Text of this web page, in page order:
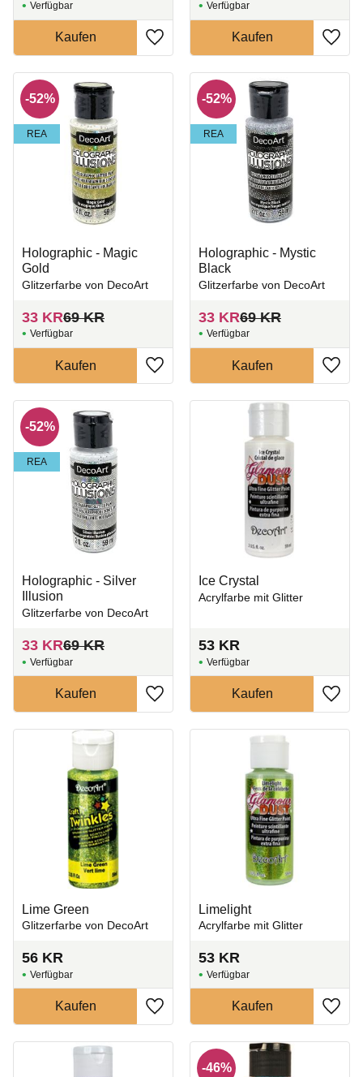
Zu Favoriten hinzufügen Zu
Holographic - Magic
Gold
Glitzerfarbe von DecoArt
33 KR69KR
52%
REA
Zu Favoriten hinzufügen
Holographic - Mystic
Black
Glitzerfarbe von DecoArt
33 KR69KR
52%
REA
Zu
Holographic - Silver
Illusion
Glitzerfarbe von DecoArt
33 KR69KR
52%
REA
Zu Favoriten hinzufügen
Ice Crystal
Acrylfarbe mit Glitter
53 KR
Zu
Lime Green
Glitzerfarbe von DecoArt
56 KR
Zu Favoriten hinzufügen
Limelight
Acrylfarbe mit Glitter
53 KR
Zu
46%